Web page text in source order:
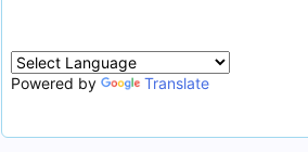
Powered by Translate